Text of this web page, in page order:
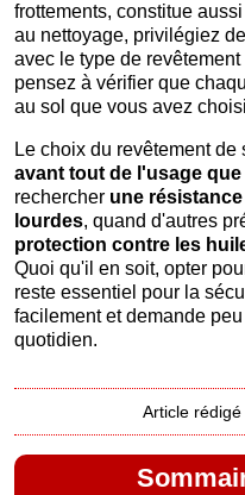
frottements, constitue
au nettoyage, privilégiez
avec le type de
pensez à vérifier que
au sol que vous avez
Le choix du revêtement
avant tout de l'usage
rechercher une
lourdes, quand d'autres
protection contre les
Quoi qu'il en soit, opter
reste essentiel pour la
facilement et demande
quotidien.
Article